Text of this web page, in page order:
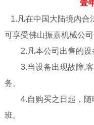
壹
1.凡在中国大陆境內合
可享受佛山振嘉机械公司
2.凡本公司出售的设
3.当设备出现故障,客
务。
4.自购买之日起，随
班。